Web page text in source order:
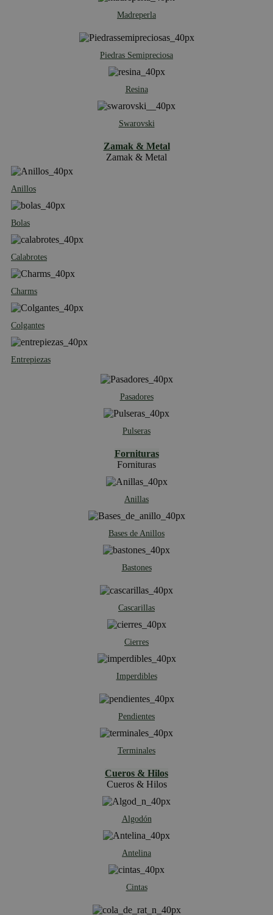
Madreperla
Piedras Semipreciosa
Resina
Swarovski
Zamak & Metal
Zamak & Metal
Anillos
Bolas
Calabrotes
Charms
Colgantes
Entrepiezas
Pasadores
Pulseras
Fornituras
Fornituras
Anillas
Bases de Anillos
Bastones
Cascarillas
Cierres
Imperdibles
Pendientes
Terminales
Cueros & Hilos
Cueros & Hilos
Algodón
Antelina
Cintas